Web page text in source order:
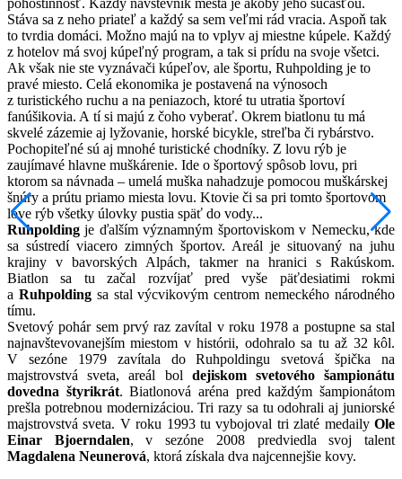
Stáva sa z neho priateľ a každý sa sem veľmi rád vracia. Aspoň tak
to tvrdia domáci. Možno majú na to vplyv aj miestne kúpele. Každý
z hotelov má svoj kúpeľný program, a tak si prídu na svoje všetci.
Ak však nie ste vyznávači kúpeľov, ale športu, Ruhpolding je to
pravé miesto. Celá ekonomika je postavená na výnosoch
z turistického ruchu a na peniazoch, ktoré tu utratia športoví
fanúšikovia. A tí si majú z čoho vyberať. Okrem biatlonu tu má
skvelé zázemie aj lyžovanie, horské bicykle, streľba či rybárstvo.
Pochopiteľné sú aj mnohé turistické chodníky. Z lovu rýb je
zaujímavé hlavne muškárenie. Ide o športový spôsob lovu, pri
ktorom sa návnada – umelá muška nahadzuje pomocou muškárskej
šnúry a prútu priamo miesta lovu. Ktovie či sa pri tomto športovom
love rýb všetky úlovky pustia späť do vody...
Ruhpolding je ďalším významným športoviskom v Nemecku, kde
sa sústredí viacero zimných športov. Areál je situovaný na juhu
krajiny v bavorských Alpách, takmer na hranici s Rakúskom.
Biatlon sa tu začal rozvíjať pred vyše päťdesiatimi rokmi
a Ruhpoldingsa stal výcvikovým centrom nemeckého národného
tímu.
Svetový pohár sem prvý raz zavítal v roku 1978 a postupne sa stal
najnavštevovanejším miestom v histórii, odohralo sa tu až 32 kôl.
V sezóne 1979 zavítala do Ruhpoldingu svetová špička na
majstrovstvá sveta, areál bol dejiskom svetového šampionátu
dovedna štyrikrát. Biatlonová aréna pred každým šampionátom
prešla potrebnou modernizáciou. Tri razy sa tu odohrali aj juniorské
majstrovstvá sveta. V roku 1993 tu vybojoval tri zlaté medaily Ole
Einar Bjoerndalen, v sezóne 2008 predviedla svoj talent
Magdalena Neunerová, ktorá získala dva najcennejšie kovy.